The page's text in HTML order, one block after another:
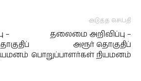
–
அடுத்த செய்தி
தலைமை அறிவிப்பு –
அரூர் தொகுதிப்
பொறுப்பாளர்கள் நியமனம்